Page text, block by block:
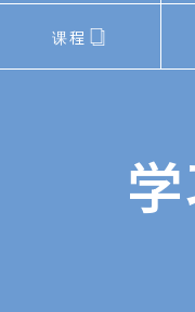
课程